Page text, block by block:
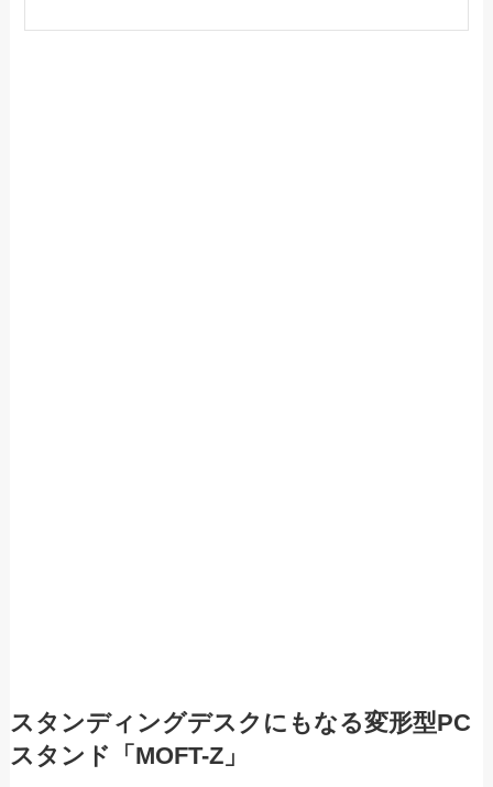
スタンディングデスクにもなる変形型PC
スタンド「MOFT-Z」